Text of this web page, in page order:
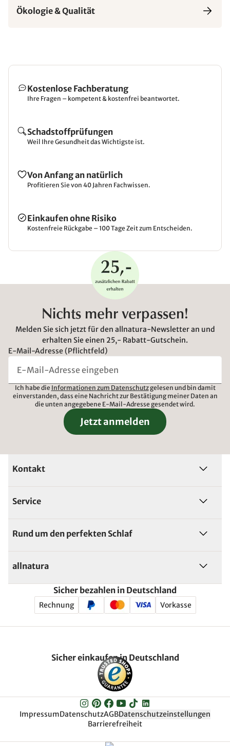
Ökologie & Qualität
Kostenlose Fachberatung
Ihre Fragen – kompetent & kostenfrei beantwortet.
Schadstoffprüfungen
Weil Ihre Gesundheit das Wichtigste ist.
Von Anfang an natürlich
Profitieren Sie von 40 Jahren Fachwissen.
Einkaufen ohne Risiko
Kostenfreie Rückgabe – 100 Tage Zeit zum Entscheiden.
Nichts mehr verpassen!
Melden Sie sich jetzt für den allnatura-Newsletter an und
erhalten Sie einen 25,- Rabatt-Gutschein.
E-Mail-Adresse (Pflichtfeld)
Ich habe die Informationen zum Datenschutzgelesen und bin damit
einverstanden, dass eine Nachricht zur Bestätigung meiner Daten an
die unten angegebene E-Mail-Adresse gesendet wird.
Jetzt anmelden
Kontakt
Service
Rund um den perfekten Schlaf
allnatura
Sicher bezahlen in Deutschland
Rechnung Vorkasse
Sicher einkaufen in Deutschland
ImpressumDatenschutzAGBDatenschutzeinstellungen
Barrierefreiheit